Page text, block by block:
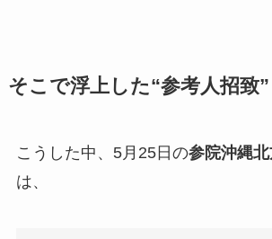
そこで浮上した“参考人招致”
こうした中、5月25日の参院沖縄
は、